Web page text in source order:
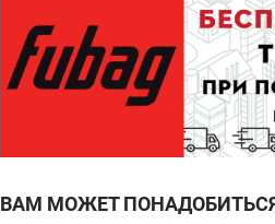
ВАМ МОЖЕТ